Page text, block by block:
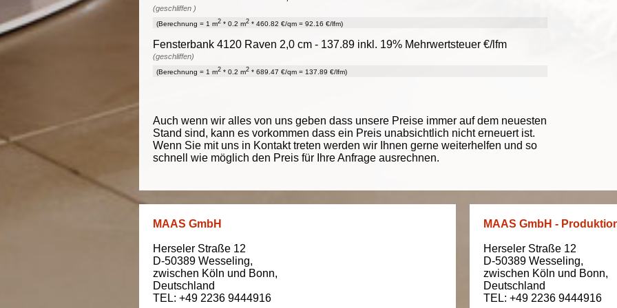
(geschliffen )
(Berechnung = 1 m2 * 0.2 m2 * 460.82 €/qm = 92.16 €/lfm)
Fensterbank 4120 Raven 2,0 cm - 137.89 inkl. 19% Mehrwertsteuer €/lfm
(geschliffen)
(Berechnung = 1 m2 * 0.2 m2 * 689.47 €/qm = 137.89 €/lfm)
Auch wenn wir alles von uns geben dass unsere Preise immer auf dem neuesten
Stand sind, kann es vorkommen dass ein Preis unabsichtlich nicht erneuert ist.
Wenn Sie mit uns in Kontakt treten werden wir Ihnen gerne weiterhelfen und so
schnell wie möglich den Preis für Ihre Anfrage ausrechnen.
MAAS GmbH
Herseler Straße 12
D-50389 Wesseling,
zwischen Köln und Bonn,
Deutschland
TEL: +49 2236 9444916
MAAS GmbH -
Herseler Straße 12
D-50389 Wesseling,
zwischen Köln und Bonn,
Deutschland
TEL: +49 2236 9444916